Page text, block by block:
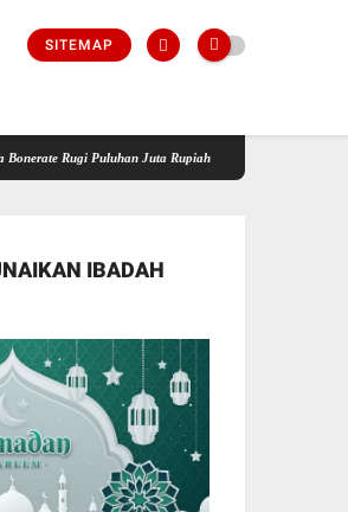
SITEMAP
Rugi Puluhan Juta Rupiah Bersama Dalam Satu
IBADAH